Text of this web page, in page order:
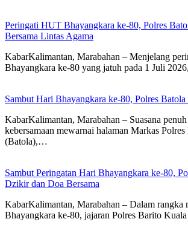
Peringati HUT Bhayangkara ke-80, Polres
Bersama Lintas Agama
KabarKalimantan, Marabahan – ​Menjelang
Bhayangkara ke-80 yang jatuh pada 1 Juli
Sambut Hari Bhayangkara ke-80, Polres Batola
KabarKalimantan, Marabahan – Suasana penuh
kebersamaan mewarnai halaman Markas
(Batola),…
Sambut Peringatan Hari Bhayangkara ke-80,
Dzikir dan Doa Bersama
KabarKalimantan, Marabahan – Dalam rangka
Bhayangkara ke-80, jajaran Polres Barito